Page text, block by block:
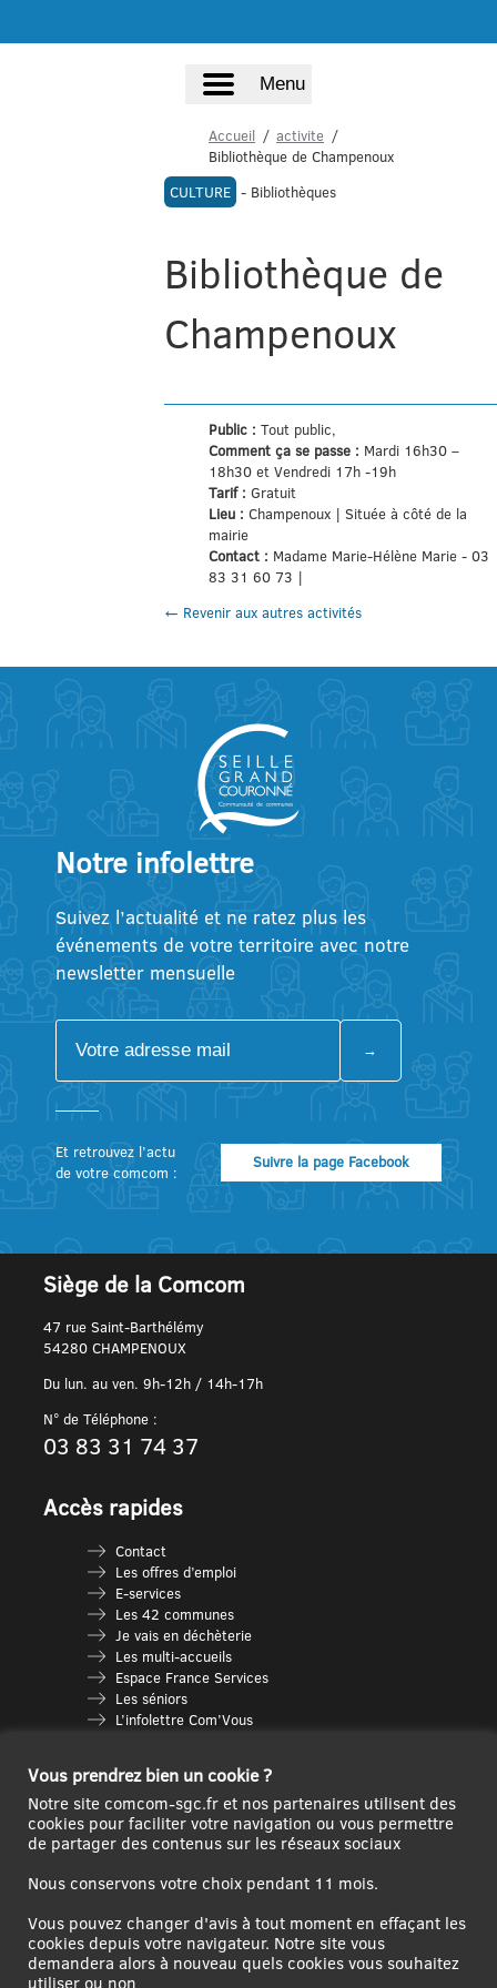
Menu
Accueil
activite
Bibliothèque de Champenoux
CULTURE - Bibliothèques
Bibliothèque de
Champenoux
Public :Tout public,
Comment ça se passe : Mardi 16h30 –
18h30 et Vendredi 17h -19h
Tarif :Gratuit
Lieu :Champenoux | Située à côté de la
mairie
Contact : Madame Marie-Hélène Marie - 03
83 31 60 73 |
← Revenir aux autres activités
Notre infolettre
Suivez l’actualité et ne ratez plus les
événements de votre territoire avec notre
newsletter mensuelle
Et retrouvez l’actu
de votre comcom :
Suivre la page Facebook
Siège de la Comcom
47 rue Saint-Barthélémy
54280 CHAMPENOUX
Du lun. au ven. 9h-12h / 14h-17h
N° de Téléphone :
03 83 31 74 37
Accès rapides
Contact
Les offres d’emploi
E-services
Les 42 communes
Je vais en déchèterie
Les multi-accueils
Espace France Services
Les séniors
L’infolettre Com’Vous
Ce site internet a été cofinancé par l’Union européenne avec le Fonds
Vous prendrez bien un cookie ?
Notre site comcom-sgc.fr et nos partenaires utilisent des
cookies pour faciliter votre navigation ou vous permettre
de partager des contenus sur les réseaux sociaux
Nous conservons votre choix pendant 11 mois.
Vous pouvez changer d'avis à tout moment en effaçant les
cookies depuis votre navigateur. Notre site vous
demandera alors à nouveau quels cookies vous souhaitez
utiliser ou non